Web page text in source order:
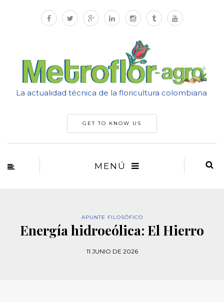
La actualidad técnica de la floricultura colombiana
GET TO KNOW US
MENÚ
APUNTE FILOSÓFICO
Energía hidroeólica: El Hierro
11 JUNIO DE 2026